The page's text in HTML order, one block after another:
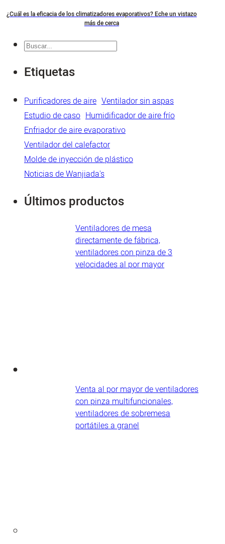
¿Cuál es la eficacia de los climatizadores evaporativos? Eche un vistazo
más de cerca
Buscar
Etiquetas
Purificadores de aire Ventilador sin aspas
Estudio de caso Humidificador de aire frío
Enfriador de aire evaporativo
Ventilador del calefactor
Molde de inyección de plástico
Noticias de Wanjiada's
Últimos productos
Ventiladores de mesa
directamente de fábrica,
ventiladores con pinza de 3
velocidades al por mayor
Venta al por mayor de ventiladores
con pinza multifuncionales,
ventiladores de sobremesa
portátiles a granel